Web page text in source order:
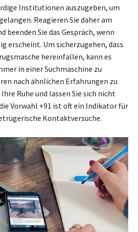
Institutionen auszugeben, um
Reagieren Sie daher am
beenden Sie das Gespräch, wenn
erscheint. Um sicherzugehen, dass
hereinfallen, kann es
in einer Suchmaschine zu
nach ähnlichen Erfahrungen zu
Ruhe und lassen Sie sich nicht
Vorwahl +91 ist oft ein Indikator für
Kontaktversuche.